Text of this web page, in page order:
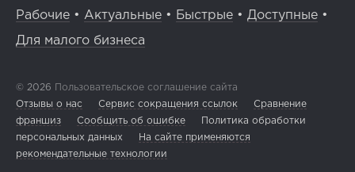
Рабочие • Актуальные • Быстрые • Доступные •
Для малого бизнеса
© 2026 Пользовательское соглашение сайта
Отзывы о нас
Сервис сокращения ссылок
Сравнение
франшиз
Сообщить об ошибке
Политика обработки
персональных данных
На сайте применяются
рекомендательные технологии